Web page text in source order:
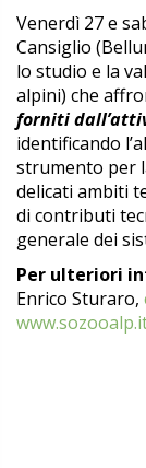
Venerdì 27 e
Cansiglio
lo studio e la
alpini) che
forniti
identificando
strumento per
delicati ambiti
di contributi
generale dei
Per ulteriori
Enrico Sturaro,